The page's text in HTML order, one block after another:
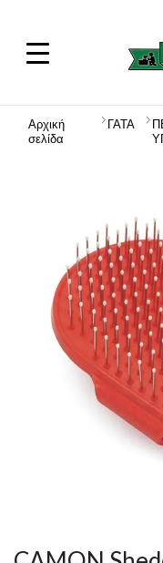
Αρχική
σελίδα
ΓΑΤΑ